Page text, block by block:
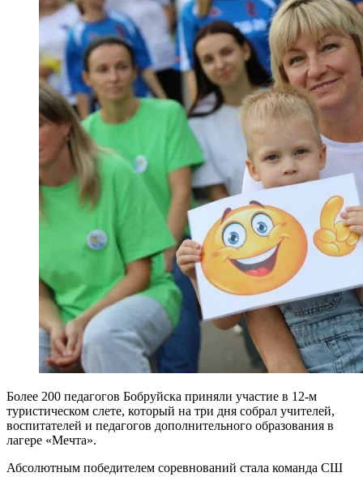
Более 200 педагогов Бобруйска приняли участие в 12-м
туристическом слете, который на три дня собрал учителей,
воспитателей и педагогов дополнительного образования в
лагере «Мечта».
Абсолютным победителем соревнований стала команда СШ